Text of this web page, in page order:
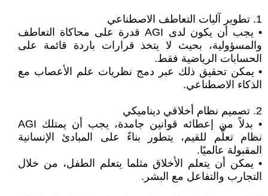
1. تطوير آليات التعاطف الاصطناعي
• يجب أن يكون لدى AGI قدرة على محاكاة التعاطف
والمسؤولية، بحيث لا يتخذ قرارات باردة قائمة على
الحسابات الرياضية فقط.
• يمكن تحقيق ذلك عبر دمج نظريات علم الأعصاب مع
الذكاء الاصطناعي.
2. تصميم نظام أخلاقي ديناميكي
• بدلاً من إعطائه قوانين جامدة، يجب أن يمتلك AGI
نظام تعلُّم للقيم، يتطور بناءً على المبادئ الإنسانية
المقبولة عالميًا.
• يمكن أن يتعلم الأخلاق مثلما يتعلم الطفل، من خلال
التجارب والتفاعل مع البشر.